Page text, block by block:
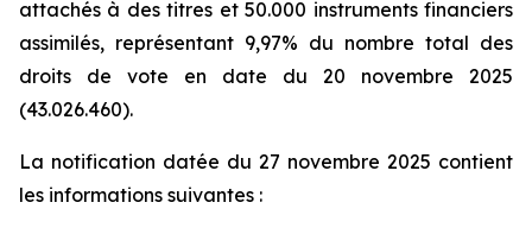
attachés à des titres et 50.000 instruments financiers
assimilés, représentant 9,97% du nombre total des
droits de vote en date du 20 novembre 2025
(43.026.460).
La notification datée du 27 novembre 2025 contient
les informations suivantes :